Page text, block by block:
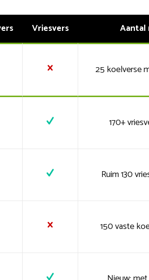
Vriesvers Aantal
25 koelverse
170+
Ruim 130
150 vaste